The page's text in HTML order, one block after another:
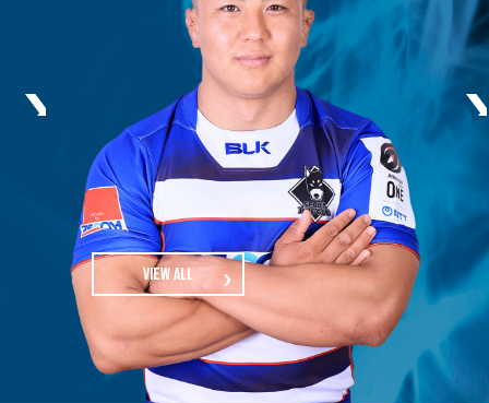
Previous
view all